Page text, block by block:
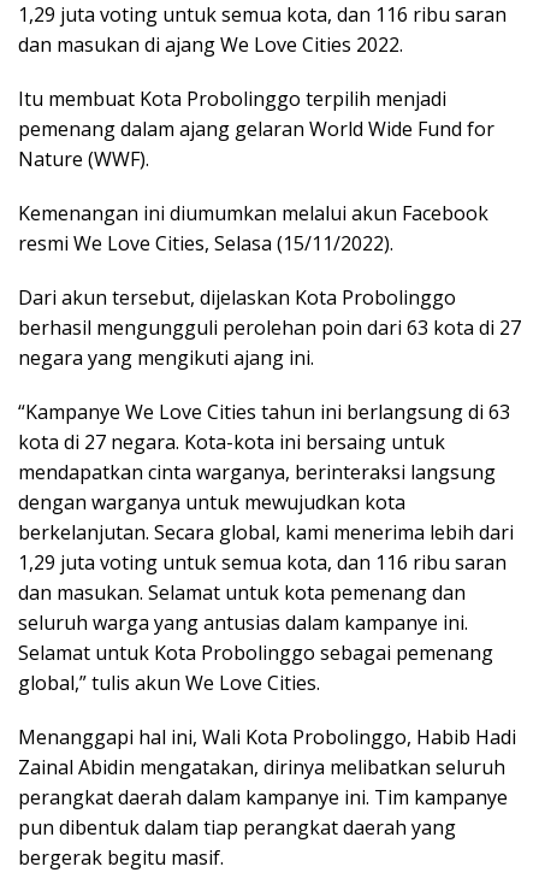
1,29 juta voting untuk semua kota, dan 116 ribu saran
dan masukan di ajang We Love Cities 2022.
Itu membuat Kota Probolinggo terpilih menjadi
pemenang dalam ajang gelaran World Wide Fund for
Nature (WWF).
Kemenangan ini diumumkan melalui akun Facebook
resmi We Love Cities, Selasa (15/11/2022).
Dari akun tersebut, dijelaskan Kota Probolinggo
berhasil mengungguli perolehan poin dari 63 kota di 27
negara yang mengikuti ajang ini.
“Kampanye We Love Cities tahun ini berlangsung di 63
kota di 27 negara. Kota-kota ini bersaing untuk
mendapatkan cinta warganya, berinteraksi langsung
dengan warganya untuk mewujudkan kota
berkelanjutan. Secara global, kami menerima lebih dari
1,29 juta voting untuk semua kota, dan 116 ribu saran
dan masukan. Selamat untuk kota pemenang dan
seluruh warga yang antusias dalam kampanye ini.
Selamat untuk Kota Probolinggo sebagai pemenang
global,” tulis akun We Love Cities.
Menanggapi hal ini, Wali Kota Probolinggo, Habib Hadi
Zainal Abidin mengatakan, dirinya melibatkan seluruh
perangkat daerah dalam kampanye ini. Tim kampanye
pun dibentuk dalam tiap perangkat daerah yang
bergerak begitu masif.